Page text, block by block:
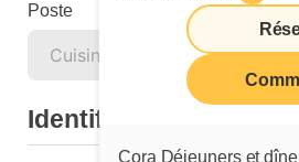
Cora Déjeuners et
Poste
Identification